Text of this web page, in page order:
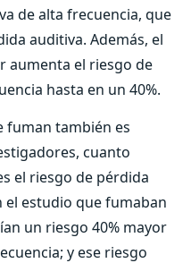
de alta frecuencia, que
auditiva. Además, el
aumenta el riesgo de
hasta en un 40%.
fuman también es
cuanto
el riesgo de pérdida
el estudio que fumaban
un riesgo 40% mayor
y ese riesgo